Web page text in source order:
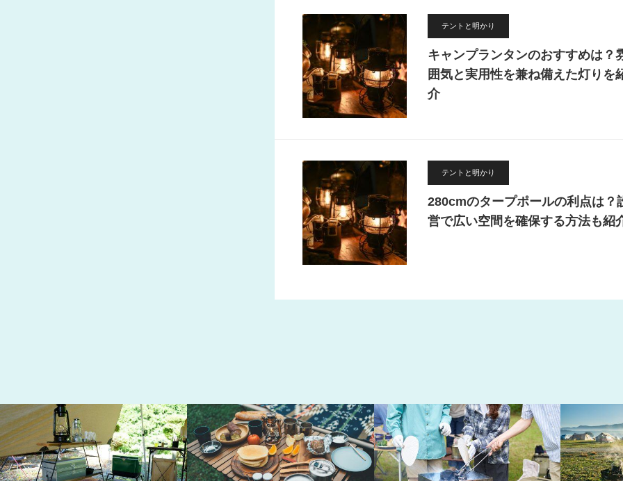
テントと明かり
キャンプランタンのおすすめは？
囲気と実用性を兼ね備えた灯りを
介
テントと明かり
280cmのタープポールの利点は？
営で広い空間を確保する方法も紹